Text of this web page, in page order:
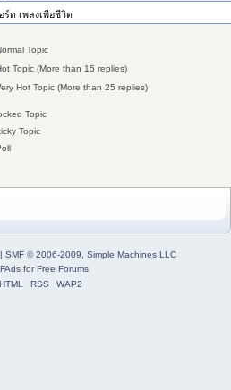
Topic
Topic (More than 15 replies)
Hot Topic (More than 25 replies)
Topic
Topic
| SMF © 2006-2009, Simple Machines LLC
forFree Forums
RSS WAP2